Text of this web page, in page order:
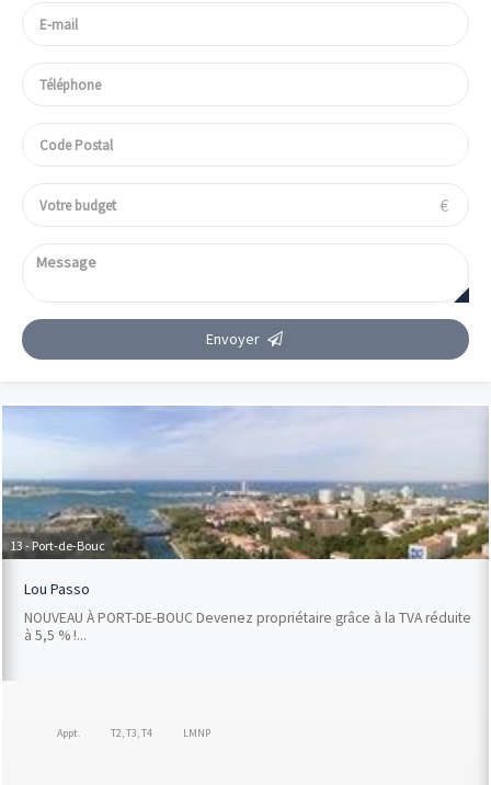
€
Envoyer
13 - Port-de-Bouc
Lou Passo
NOUVEAU À PORT-DE-BOUC Devenez propriétaire grâce à la TVA réduite
à 5,5 % !...
Appt. T2, T3, T4 LMNP